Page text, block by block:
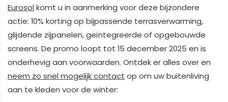
Eurosol komt u in aanmerking voor deze bijzondere
actie: 10% korting op bijpassende terrasverwarming,
glijdende zijpanelen, geïntegreerde of opgebouwde
screens. De promo loopt tot 15 december 2025 en is
onderhevig aan voorwaarden. Ontdek er alles over en
neem zo snel mogelijk contact op om uw buitenliving
aan te kleden voor de winter: